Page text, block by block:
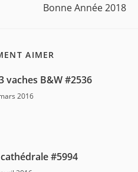
Bonne Année 2018
AIMER
vaches B&W #2536
2016
#5994